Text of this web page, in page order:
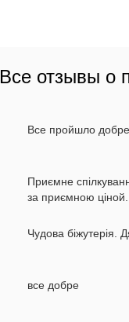
Все отзывы о
Все пройшло
Приємне
за приємною ціной.
Чудова біжутерія.
все добре